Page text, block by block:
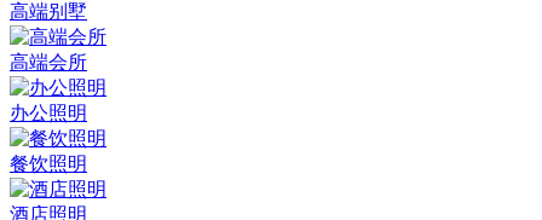
高端别墅
高端会所
办公照明
餐饮照明
酒店照明